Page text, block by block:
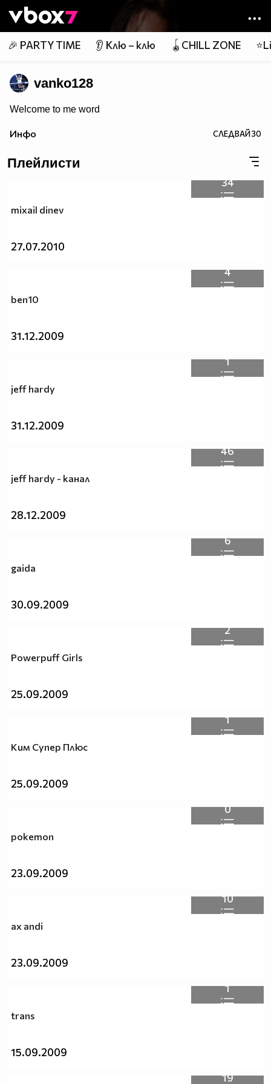
👾
🎉 PARTY TIME 👂 Клю – клю 🪀CHILL ZONE
vanko128
Welcome to me word
Инфо СЛЕДВАЙ30
Плейлисти
34
mixail dinev
27.07.2010
4
ben10
31.12.2009
1
jeff hardy
31.12.2009
46
jeff hardy - канал
28.12.2009
6
gaida
30.09.2009
2
Powerpuff Girls
25.09.2009
1
Ким Супер Плюс
25.09.2009
0
pokemon
23.09.2009
10
ax andi
23.09.2009
1
trans
15.09.2009
19